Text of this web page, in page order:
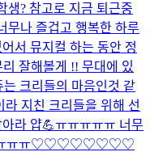
생? 참고로 지금 퇴근중
무나 즐겁고 행복한 하루
서 뮤지컬 하는 동안 정
잘해볼게 !! 무대에 있
크리들의 마음인것 같
라 지친 크리들을 위해 선
라 얍💪ㅠㅠㅠㅠㅠ 너무
ㅠㅠㅠㅠ♡♡♡♡♡♡♡♡